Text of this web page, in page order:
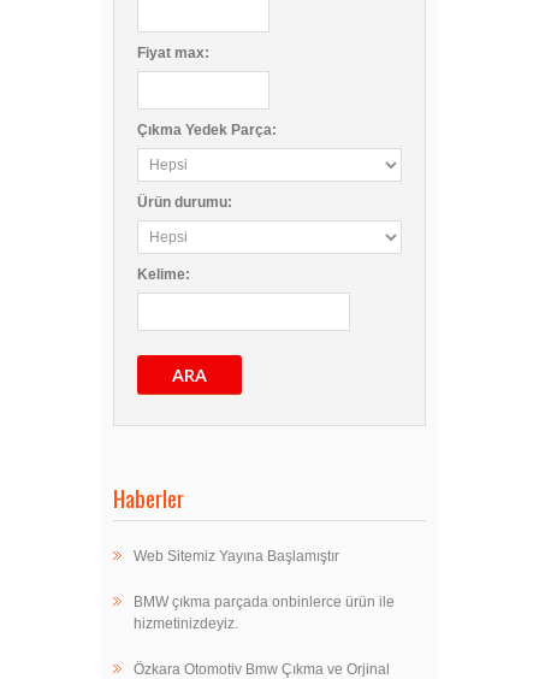
Fiyat max:
Çıkma Yedek Parça:
Ürün durumu:
Kelime:
ARA
Haberler
Web Sitemiz Yayına Başlamıştır
BMW çıkma parçada onbinlerce ürün ile
hizmetinizdeyiz.
Özkara Otomotiv Bmw Çıkma ve Orjinal